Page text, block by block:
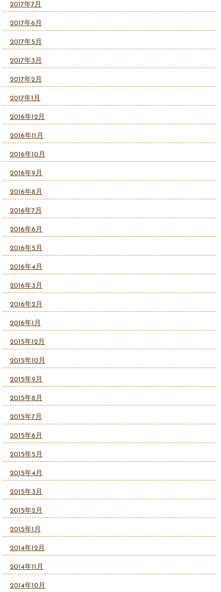
2017年7月
2017年6月
2017年5月
2017年3月
2017年2月
2017年1月
2016年12月
2016年11月
2016年10月
2016年9月
2016年8月
2016年7月
2016年6月
2016年5月
2016年4月
2016年3月
2016年2月
2016年1月
2015年12月
2015年10月
2015年9月
2015年8月
2015年7月
2015年6月
2015年5月
2015年4月
2015年3月
2015年2月
2015年1月
2014年12月
2014年11月
2014年10月